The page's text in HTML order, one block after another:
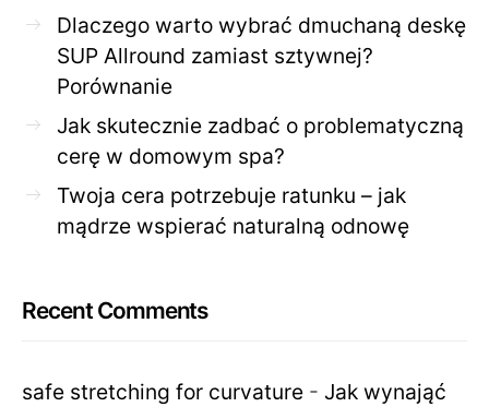
Dlaczego warto wybrać dmuchaną deskę
SUP Allround zamiast sztywnej?
Porównanie
Jak skutecznie zadbać o problematyczną
cerę w domowym spa?
Twoja cera potrzebuje ratunku – jak
mądrze wspierać naturalną odnowę
Recent Comments
safe stretching for curvature - Jak wynająć